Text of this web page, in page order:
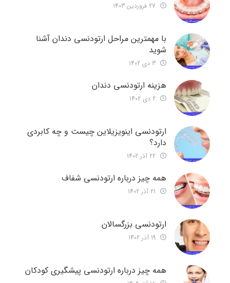
با مهمترین مراحل ارتودنسی دندان آشنا
شوید
هزینه ارتودنسی دندان
ارتودنسی اینویزیلاین چیست و چه کابردی
دارد؟
همه چیز درباره ارتودنسی شفاف
ارتودنسی بزرگسالان
همه چیز درباره ارتودنسی پیشگیری کودکان